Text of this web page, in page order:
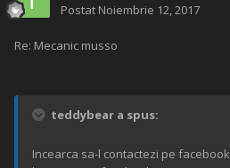
Postat Noiembrie 12, 2017
Re: Mecanic musso
teddybear a spus:
Incearca sa-l contactezi pe